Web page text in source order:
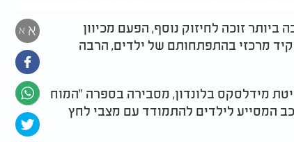
א א
זוכה לחיזוק נוסף, הפעם מכיוון
מרכזי בהתפתחותם של ילדים, הרבה
מידלסקס בלונדון, מסבירה בספרה "המוח
המסייע לילדים להתמודד עם מצבי לחץ